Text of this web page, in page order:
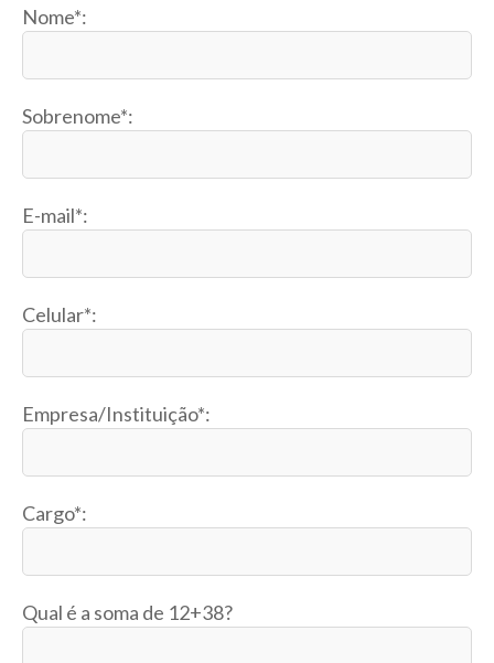
Nome*:
Sobrenome*:
E-mail*:
Celular*:
Empresa/Instituição*:
Cargo*:
Qual é a soma de 12+38?